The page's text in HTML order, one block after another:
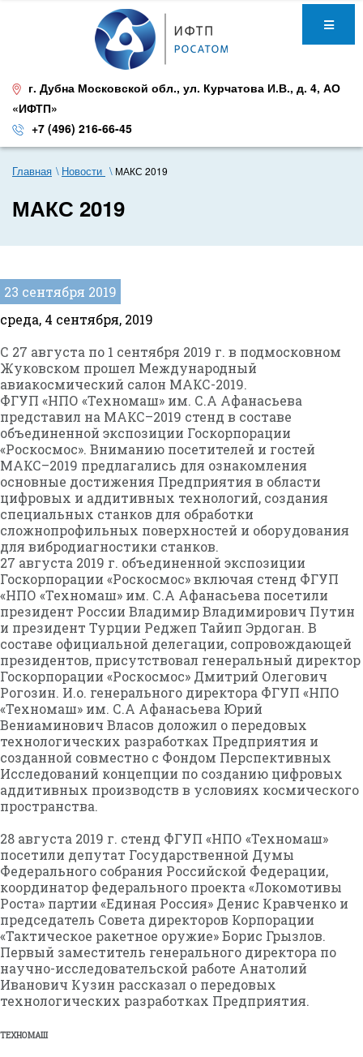
г. Дубна Московской обл., ул. Курчатова И.В., д. 4, АО
«ИФТП»
+7 (496) 216-66-45
Главная Новости МАКС 2019
МАКС 2019
23 сентября 2019
среда, 4 сентября, 2019
С 27 августа по 1 сентября 2019 г. в подмосковном
Жуковском прошел Международный
авиакосмический салон МАКС-2019.
ФГУП «НПО «Техномаш» им. С.А Афанасьева
представил на МАКС–2019 стенд в составе
объединенной экспозиции Госкорпорации
«Роскосмос». Вниманию посетителей и гостей
МАКС–2019 предлагались для ознакомления
основные достижения Предприятия в области
цифровых и аддитивных технологий, создания
специальных станков для обработки
сложнопрофильных поверхностей и оборудования
для вибродиагностики станков.
27 августа 2019 г. объединенной экспозиции
Госкорпорации «Роскосмос» включая стенд ФГУП
«НПО «Техномаш» им. С.А Афанасьева посетили
президент России Владимир Владимирович Путин
и президент Турции Реджеп Тайип Эрдоган. В
составе официальной делегации, сопровождающей
президентов, присутствовал генеральный директор
Госкорпорации «Роскосмос» Дмитрий Олегович
Рогозин. И.о. генерального директора ФГУП «НПО
«Техномаш» им. С.А Афанасьева Юрий
Вениаминович Власов доложил о передовых
технологических разработках Предприятия и
созданной совместно с Фондом Перспективных
Исследований концепции по созданию цифровых
аддитивных производств в условиях космического
пространства.
28 августа 2019 г. стенд ФГУП «НПО «Техномаш»
посетили депутат Государственной Думы
Федерального собрания Российской Федерации,
координатор федерального проекта «Локомотивы
Роста» партии «Единая Россия» Денис Кравченко и
председатель Совета директоров Корпорации
«Тактическое ракетное оружие» Борис Грызлов.
Первый заместитель генерального директора по
научно-исследовательской работе Анатолий
Иванович Кузин рассказал о передовых
технологических разработках Предприятия.
ТЕХНОМАШ